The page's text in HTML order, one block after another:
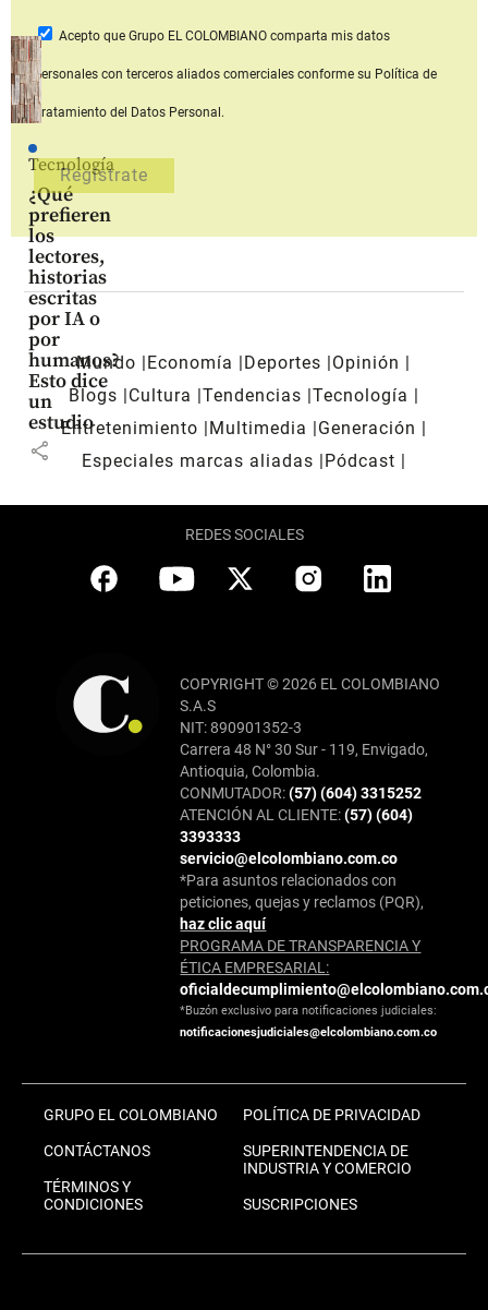
Tecnología
¿Qué
prefieren
los
lectores,
historias
escritas
por IA o
por
humanos?
Esto dice
un
estudio
share
Acepto que Grupo EL COLOMBIANOcomparta mis datos
personales con terceros aliados comerciales conforme su Política de
Tratamiento del Datos Personal.
Mundo Economía Deportes
Opinión
Blogs
Cultura Tendencias Tecnología
Entretenimiento
Multimedia
Generación
Especiales marcas aliadas
Pódcast
REDES SOCIALES
COPYRIGHT © 2026 EL COLOMBIANO
S.A.S
NIT: 890901352-3
Carrera 48 N° 30 Sur - 119, Envigado,
Antioquia, Colombia.
CONMUTADOR:(57) (604) 3315252
ATENCIÓN AL CLIENTE:(57) (604)
3393333
servicio@elcolombiano.com.co
*Para asuntos relacionados con
peticiones, quejas y reclamos (PQR),
haz clic aquí
PROGRAMA DE TRANSPARENCIA Y
ÉTICA EMPRESARIAL:
*Buzón exclusivo para notificaciones judiciales:
notificacionesjudiciales@elcolombiano.com.co
GRUPO EL COLOMBIANO
CONTÁCTANOS
TÉRMINOS Y
CONDICIONES
POLÍTICA DE PRIVACIDAD
SUPERINTENDENCIA DE
INDUSTRIA Y COMERCIO
SUSCRIPCIONES